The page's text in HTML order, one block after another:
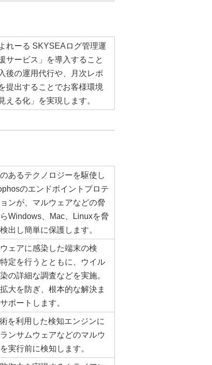
よれーる SKYSEAログ管理運
サービス」を導入すること
後の運用代行や、月次レポ
提出することでお客様環境
える化」を実現します。
あるテクノロジーを駆使し
のエンドポイントプロテ
ンが、マルウェアなどの脅
Windows、Mac、Linuxを脅
出し簡単に保護します。
ェアに感染した端末の検
定を行うとともに、ウイル
の詳細な調査などを実施。
大を防ぎ、根本的な解決ま
ポートします。
を利用した検知エンジンに
ンサムウェアなどのマルウ
実行前に検知します。